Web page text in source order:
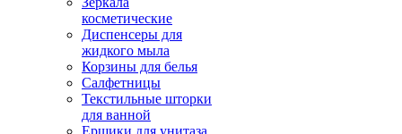
косметические
Диспенсеры для
жидкого мыла
Корзины для белья
Салфетницы
Текстильные шторки
для ванной
Ершики для унитаза